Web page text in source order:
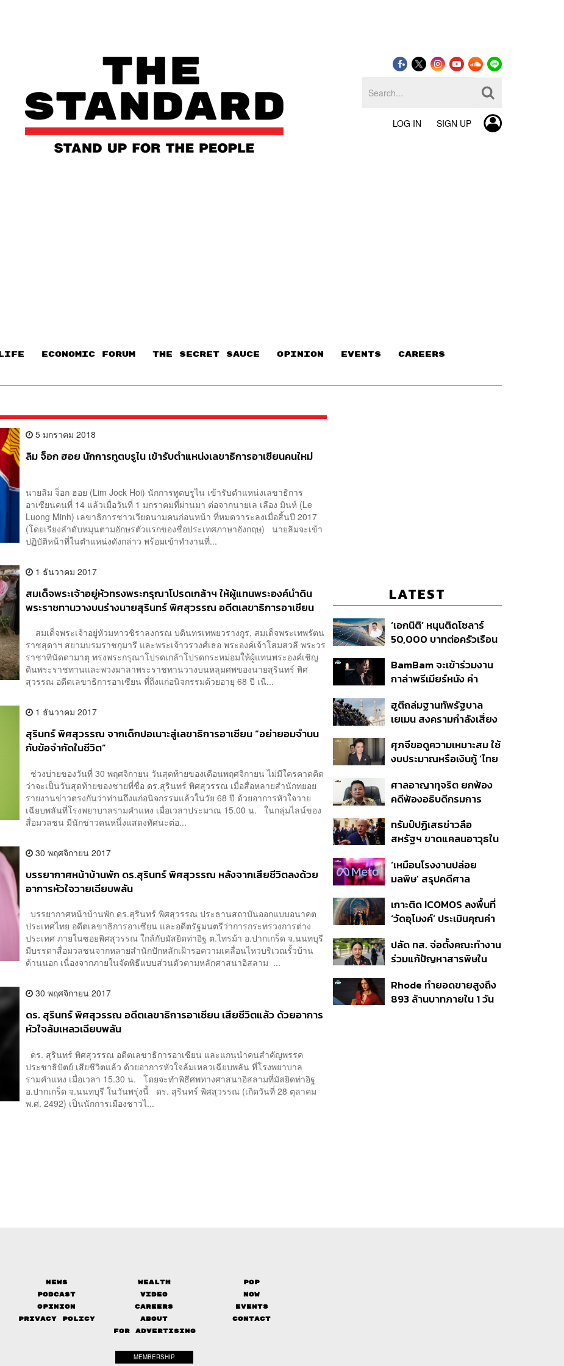
LOG IN SIGN UP
LIFE ECONOMIC FORUM THE SECRET SAUCE​ OPINION EVENTS CAREERS
5 มกราคม 2018
ลิม จ็อก ฮอย นักการทูตบรูไน เข้ารับตำแหน่งเลขาธิการอาเซียนคนใหม่
นายลิม จ็อก ฮอย (Lim Jock Hoi) นักการทูตบรูไน เข้ารับตำแหน่งเลขาธิการ
อาเซียนคนที่ 14 แล้วเมื่อวันที่ 1 มกราคมที่ผ่านมา ต่อจากนายเล เลือง มินห์ (Le
Luong Minh) เลขาธิการชาวเวียดนามคนก่อนหน้า ที่หมดวาระลงเมื่อสิ้นปี 2017
(โดยเรียงลำดับหมุนตามอักษรตัวแรกของชื่อประเทศภาษาอังกฤษ) นายลิมจะเข้า
ปฏิบัติหน้าที่ในตำแหน่งดังกล่าว พร้อมเข้าทำงานที่...
1 ธันวาคม 2017
สมเด็จพระเจ้าอยู่หัวทรงพระกรุณาโปรดเกล้าฯ ให้ผู้แทนพระองค์นำดิน
พระราชทานวางบนร่างนายสุรินทร์ พิศสุวรรณ อดีตเลขาธิการอาเซียน
สมเด็จพระเจ้าอยู่หัวมหาวชิราลงกรณ บดินทรเทพยวรางกูร, สมเด็จพระเทพรัตน
ราชสุดาฯ สยามบรมราชกุมารี และพระเจ้าวรวงศ์เธอ พระองค์เจ้าโสมสวลี พระวร
ราชาทินัดดามาตุ ทรงพระกรุณาโปรดเกล้าโปรดกระหม่อมให้ผู้แทนพระองค์เชิญ
ดินพระราชทานและพวงมาลาพระราชทานวางบนหลุมศพของนายสุรินทร์ พิศ
สุวรรณ อดีตเลขาธิการอาเซียน ที่ถึงแก่อนิจกรรมด้วยอายุ 68 ปี เนื...
1 ธันวาคม 2017
สุรินทร์ พิศสุวรรณ จากเด็กปอเนาะสู่เลขาธิการอาเซียน “อย่ายอมจำนน
กับข้อจำกัดในชีวิต”
ช่วงบ่ายของวันที่ 30 พฤศจิกายน วันสุดท้ายของเดือนพฤศจิกายน ไม่มีใครคาดคิด
ว่าจะเป็นวันสุดท้ายของชายที่ชื่อ ดร.สุรินทร์ พิศสุวรรณ เมื่อสื่อหลายสำนักทยอย
รายงานข่าวตรงกันว่าท่านถึงแก่อนิจกรรมแล้วในวัย 68 ปี ด้วยอาการหัวใจวาย
เฉียบพลันที่โรงพยาบาลรามคำแหง เมื่อเวลาประมาณ 15.00 น. ในกลุ่มไลน์ของ
สื่อมวลชน มีนักข่าวคนหนึ่งแสดงทัศนะต่อ...
30 พฤศจิกายน 2017
บรรยากาศหน้าบ้านพัก ดร.สุรินทร์ พิศสุวรรณ หลังจากเสียชีวิตลงด้วย
อาการหัวใจวายเฉียบพลัน
บรรยากาศหน้าบ้านพัก ดร.สุรินทร์ พิศสุวรรณ ประธานสถาบันออกแบบอนาคต
ประเทศไทย อดีตเลขาธิการอาเซียน และอดีตรัฐมนตรีว่าการกระทรวงการต่าง
ประเทศ ภายในซอยพิศสุวรรณ ใกล้กับมัสยิดท่าอิฐ ต.ไทรม้า อ.ปากเกร็ด จ.นนทบุรี
มีบรรดาสื่อมวลชนจากหลายสำนักปักหลักเฝ้ารอความเคลื่อนไหวบริเวณรั้วบ้าน
ด้านนอก เนื่องจากภายในจัดพิธีแบบส่วนตัวตามหลักศาสนาอิสลาม ...
30 พฤศจิกายน 2017
ดร. สุรินทร์ พิศสุวรรณ อดีตเลขาธิการอาเซียน เสียชีวิตแล้ว ด้วยอาการ
หัวใจล้มเหลวเฉียบพลัน
ดร. สุรินทร์ พิศสุวรรณ อดีตเลขาธิการอาเซียน และแกนนำคนสำคัญพรรค
ประชาธิปัตย์ เสียชีวิตแล้ว ด้วยอาการหัวใจล้มเหลวเฉียบพลัน ที่โรงพยาบาล
รามคำแหง เมื่อเวลา 15.30 น. โดยจะทำพิธีศพทางศาสนาอิสลามที่มัสยิดท่าอิฐ
อ.ปากเกร็ด จ.นนทบุรี ในวันพรุ่งนี้ ดร. สุรินทร์ พิศสุวรรณ (เกิดวันที่ 28 ตุลาคม
พ.ศ. 2492) เป็นนักการเมืองชาวไ...
LATEST
‘เอกนิติ’ หนุนติดโซลาร์
50,000 บาทต่อครัวเรือน
ปล่อยกู้ดอกเบี้ยต่ำ เร่ง
ออกโครงการภายใน 1
BamBam จะเข้าร่วมงาน
กาล่าพรีเมียร์หนัง คำ
ฮูตีถล่มฐานทัพรัฐบาล
เยเมน สงครามกำลังเสี่ยง
ศุภจีขอดูความเหมาะสม ใช้
งบประมาณหรือเงินกู้ ‘ไทย
‘ไทยช่วยไทยพลัส เฟส 2’
ไม่จำเป็นต้องออกพร้อมกัน
ศาลอาญาทุจริต ยกฟ้อง
คดีฟ้องอธิบดีกรมการ
จังหวัดภูเก็ต’ ชอบด้วยขั้น
ตอน
ทรัมป์ปฏิเสธข่าวลือ
สหรัฐฯ ขาดแคลนอาวุธใน
เผยกำลังล่าตัวคนปล่อย
ข่าว
‘เหมือนโรงงานปล่อย
มลพิษ’ สรุปคดีศาล
กระทบสุขภาพจิตเด็ก คุม
เข้ม AI Chatbot
เกาะติด ICOMOS ลงพื้นที่
‘วัดอุโมงค์’ ประเมินคุณค่า
มรดกโลกปี 2570
ปลัด ทส. จ่อตั้งคณะทำงาน
ร่วมแก้ปัญหาสารพิษใน
เมียนมา เล็งเริ่มถกนัดแรก
ส.ค.นี้
Rhode ทำยอดขายสูงถึง
893 ล้านบาทภายใน 1 วัน
News Wealth
Pop
Podcast
Video
Now
Opinion
Careers
Events
Privacy Policy
About
Contact
FOR ADVERTISING
MEMBERSHIP